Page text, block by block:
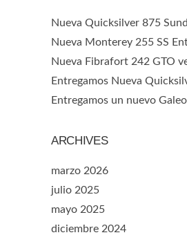
Nueva Quicksilver 875
Nueva Monterey 255 SS
Nueva Fibrafort 242 GTO
Entregamos Nueva
Entregamos un nuevo
ARCHIVES
marzo 2026
julio 2025
mayo 2025
diciembre 2024